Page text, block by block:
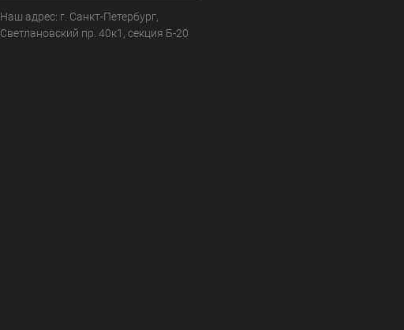
Наш адрес: г. Санкт-Петербург,
Светлановский пр. 40к1, секция Б-20